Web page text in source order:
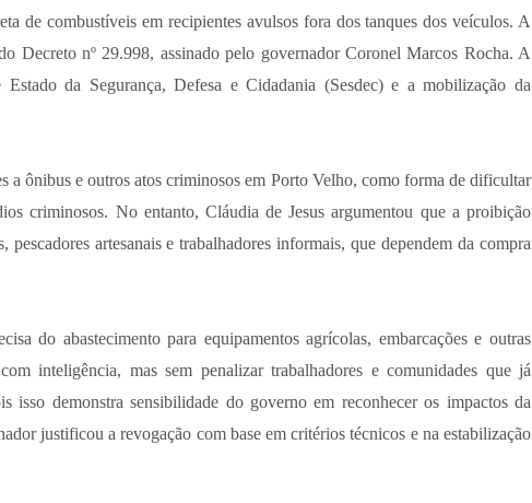
de combustíveis em recipientes avulsos fora dos tanques dos veículos. A
Decreto nº 29.998, assinado pelo governador Coronel Marcos Rocha. A
da Segurança, Defesa e Cidadania (Sesdec) e a mobilização da
a ônibus e outros atos criminosos em Porto Velho, como forma de dificultar
criminosos. No entanto, Cláudia de Jesus argumentou que a proibição
artesanais e trabalhadores informais, que dependem da compra
do abastecimento para equipamentos agrícolas, embarcações e outras
inteligência, mas sem penalizar trabalhadores e comunidades que já
isso demonstra sensibilidade do governo em reconhecer os impactos da
justificou a revogação com base em critérios técnicos e na estabilização